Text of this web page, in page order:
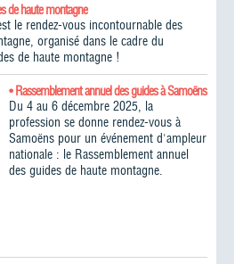
de haute montagne
le rendez-vous incontournable des
organisé dans le cadre du
de haute montagne !​
• Rassemblement annuel des guides à Samoëns
Du 4 au 6 décembre 2025, la
profession se donne rendez-vous à
Samoëns pour un événement d'ampleur
nationale : le Rassemblement annuel
des guides de haute montagne.